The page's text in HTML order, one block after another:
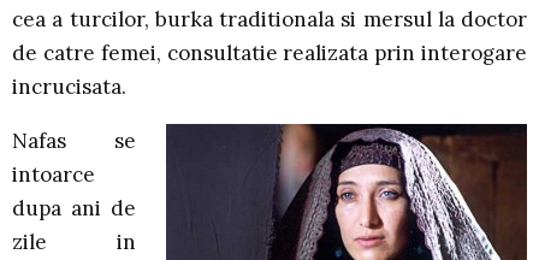
cea a turcilor, burka traditionala si mersul la doctor
de catre femei, consultatie realizata prin interogare
incrucisata.
Nafas se
intoarce
dupa ani de
zile in